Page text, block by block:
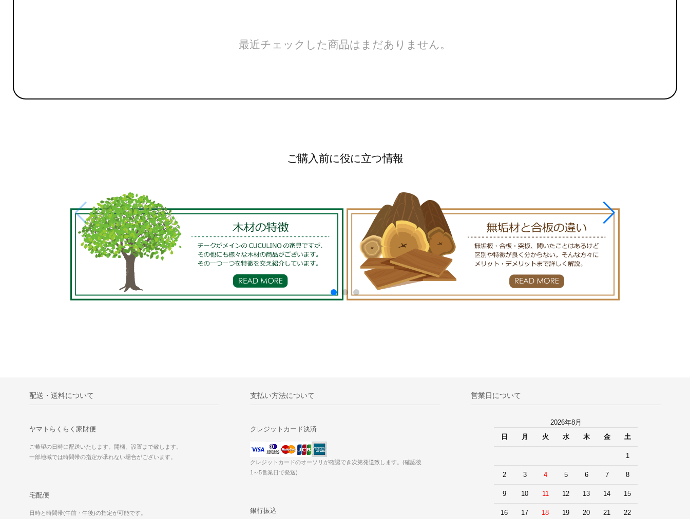
最近チェックした商品はまだありません。
ご購入前に役に立つ情報
配送・送料について
ヤマトらくらく家財便
ご希望の日時に配送いたします。開梱、設置まで致します。
一部地域では時間帯の指定が承れない場合がございます。
宅配便
日時と時間帯(午前・午後)の指定が可能です。
支払い方法について
クレジットカード決済
クレジットカードのオーソリが確認でき次第発送致します。(確認後
1～5営業日で発送)
銀行振込
営業日について
2026年8月
日
月 火 水 木 金 土
1
2 3 4 5 6 7 8
9 10 11 12 13 14 15
16 17 18 19 20 21 22